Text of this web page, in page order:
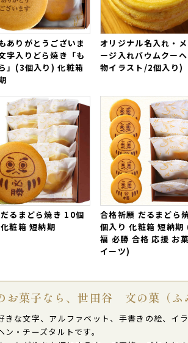
ありがとうございま
字入りどら焼き「も
」(3個入り) 化粧箱
オリジナル名入れ・
ージ入れバウムクー
物イラスト/2個入り)
るまどら焼き 10個
粧箱 短納期
合格祈願 だるまどら
個入り 化粧箱 短納期
福 必勝 合格 応援 お
イーツ)
お菓子なら、世田谷 文の菓（ふ
な文字、アルファベット、手書きの絵、イ
・チーズタルトです。